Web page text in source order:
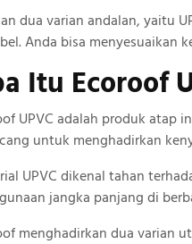
dua varian andalan, yaitu
Anda bisa menyesuaikan
Itu Ecoroof
UPVC adalah produk atap
untuk menghadirkan
UPVC dikenal tahan
jangka panjang di
menghadirkan dua varian